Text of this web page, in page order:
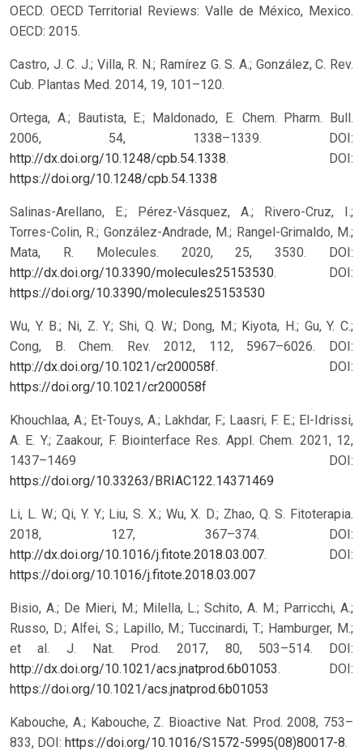
OECD. OECD Territorial Reviews: Valle de México, Mexico.
OECD: 2015.
Castro, J. C. J.; Villa, R. N.; Ramírez G. S. A.; González, C. Rev.
Cub. Plantas Med. 2014, 19, 101–120.
Ortega, A.; Bautista, E.; Maldonado, E. Chem. Pharm. Bull.
2006, 54, 1338–1339. DOI:
http://dx.doi.org/10.1248/cpb.54.1338. DOI:
https://doi.org/10.1248/cpb.54.1338
Salinas-Arellano, E.; Pérez-Vásquez, A.; Rivero-Cruz, I.;
Torres-Colin, R.; González-Andrade, M.; Rangel-Grimaldo, M.;
Mata, R. Molecules. 2020, 25, 3530. DOI:
http://dx.doi.org/10.3390/molecules25153530. DOI:
https://doi.org/10.3390/molecules25153530
Wu, Y. B.; Ni, Z. Y.; Shi, Q. W.; Dong, M.; Kiyota, H.; Gu, Y. C.;
Cong, B. Chem. Rev. 2012, 112, 5967–6026. DOI:
http://dx.doi.org/10.1021/cr200058f. DOI:
https://doi.org/10.1021/cr200058f
Khouchlaa, A.; Et-Touys, A.; Lakhdar, F.; Laasri, F. E.; El-Idrissi,
A. E. Y.; Zaakour, F. Biointerface Res. Appl. Chem. 2021, 12,
1437–1469 DOI:
https://doi.org/10.33263/BRIAC122.14371469
Li, L. W.; Qi, Y. Y.; Liu, S. X.; Wu, X. D.; Zhao, Q. S. Fitoterapia.
2018, 127, 367–374. DOI:
http://dx.doi.org/10.1016/j.fitote.2018.03.007. DOI:
https://doi.org/10.1016/j.fitote.2018.03.007
Bisio, A.; De Mieri, M.; Milella, L.; Schito, A. M.; Parricchi, A.;
Russo, D.; Alfei, S.; Lapillo, M.; Tuccinardi, T.; Hamburger, M.;
et al. J. Nat. Prod. 2017, 80, 503–514. DOI:
http://dx.doi.org/10.1021/acs.jnatprod.6b01053. DOI:
https://doi.org/10.1021/acs.jnatprod.6b01053
Kabouche, A.; Kabouche, Z. Bioactive Nat. Prod. 2008, 753–
833, DOI: https://doi.org/10.1016/S1572-5995(08)80017-8.